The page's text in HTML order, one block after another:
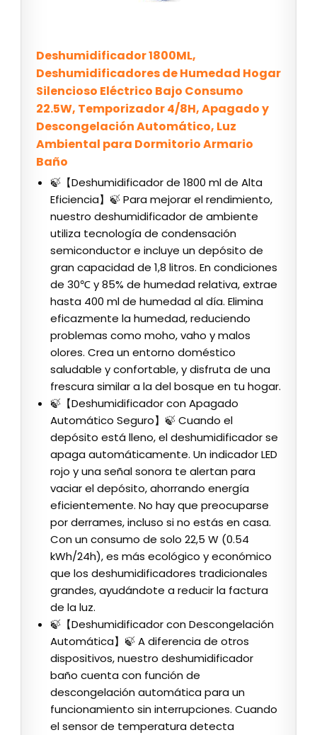
Deshumidificador 1800ML,
Deshumidificadores de Humedad Hogar
Silencioso Eléctrico Bajo Consumo
22.5W, Temporizador 4/8H, Apagado y
Descongelación Automático, Luz
Ambiental para Dormitorio Armario
Baño
🍃【Deshumidificador de 1800 ml de Alta
Eficiencia】🍃 Para mejorar el rendimiento,
nuestro deshumidificador de ambiente
utiliza tecnología de condensación
semiconductor e incluye un depósito de
gran capacidad de 1,8 litros. En condiciones
de 30℃ y 85% de humedad relativa, extrae
hasta 400 ml de humedad al día. Elimina
eficazmente la humedad, reduciendo
problemas como moho, vaho y malos
olores. Crea un entorno doméstico
saludable y confortable, y disfruta de una
frescura similar a la del bosque en tu hogar.
🍃【Deshumidificador con Apagado
Automático Seguro】🍃 Cuando el
depósito está lleno, el deshumidificador se
apaga automáticamente. Un indicador LED
rojo y una señal sonora te alertan para
vaciar el depósito, ahorrando energía
eficientemente. No hay que preocuparse
por derrames, incluso si no estás en casa.
Con un consumo de solo 22,5 W (0.54
kWh/24h), es más ecológico y económico
que los deshumidificadores tradicionales
grandes, ayudándote a reducir la factura
de la luz.
🍃【Deshumidificador con Descongelación
Automática】🍃 A diferencia de otros
dispositivos, nuestro deshumidificador
baño cuenta con función de
descongelación automática para un
funcionamiento sin interrupciones. Cuando
el sensor de temperatura detecta